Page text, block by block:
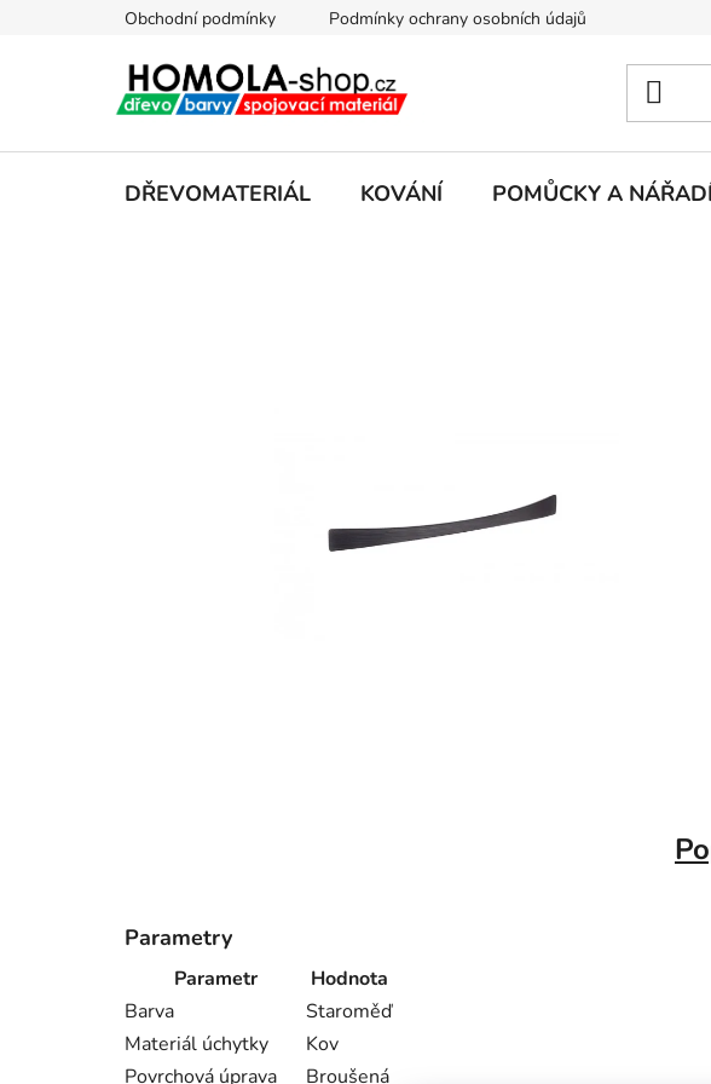
Obchodní podmínky Podmínky ochrany osobních údajů
DŘEVOMATERIÁL KOVÁNÍ POMŮCKY A
Parametry
Parametr
Hodnota
Barva
Staroměď
Materiál úchytky
Kov
Povrchová úprava
Broušená